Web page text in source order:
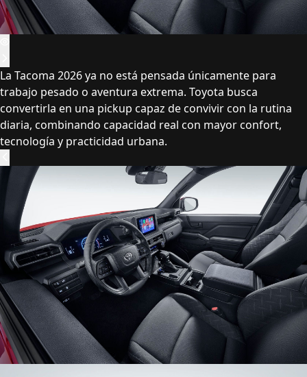
La Tacoma 2026 ya no está pensada únicamente para
trabajo pesado o aventura extrema. Toyota busca
convertirla en una pickup capaz de convivir con la rutina
diaria, combinando capacidad real con mayor confort,
tecnología y practicidad urbana.